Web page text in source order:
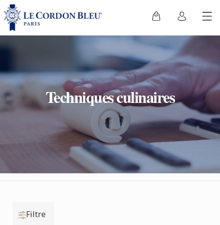
Techniques culinaires
Filtre